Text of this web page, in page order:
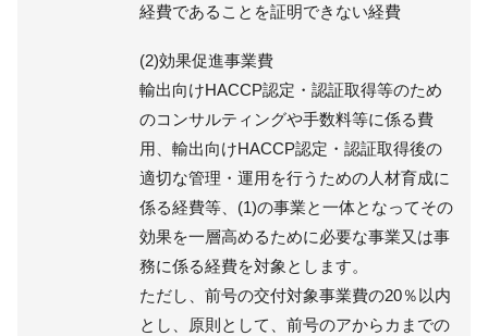
経費であることを証明できない経費
(2)効果促進事業費
輸出向けHACCP認定・認証取得等のため
のコンサルティングや手数料等に係る費
用、輸出向けHACCP認定・認証取得後の
適切な管理・運用を行うための人材育成に
係る経費等、(1)の事業と一体となってその
効果を一層高めるために必要な事業又は事
務に係る経費を対象とします。
ただし、前号の交付対象事業費の20％以内
とし、原則として、前号のアからカまでの